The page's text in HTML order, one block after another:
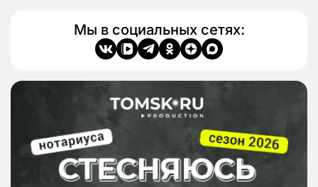
Мы в социальных сетях: